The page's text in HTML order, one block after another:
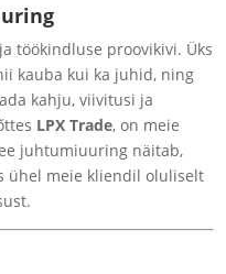
töökindluse proovikivi. Üks
kauba kui ka juhid, ning
kahju, viivitusi ja
LPX Trade, on meie
juhtumiuuring näitab,
ühel meie kliendil oluliselt